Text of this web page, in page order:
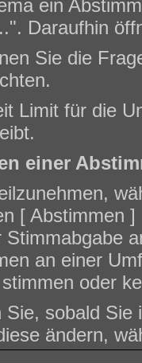
ein
Daraufhin
Sie die
Limit für die
einer
[ Abstimmen
an einer
oder
Sie, sobald
ändern,